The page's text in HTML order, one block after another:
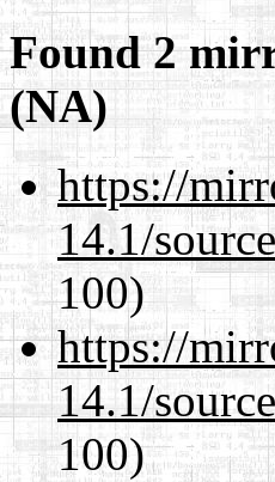
Found 2
(NA)
https://
14.1/
100)
https://
14.1/
100)